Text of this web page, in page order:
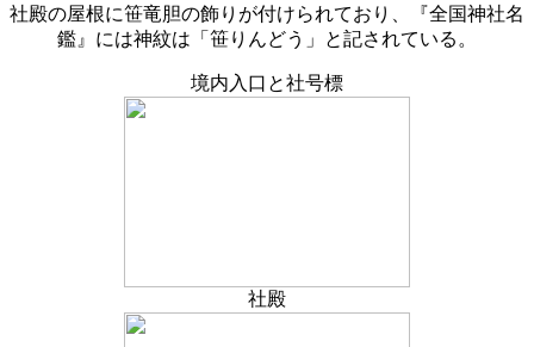
社殿の屋根に笹竜胆の飾りが付けられており、『全国神社名
鑑』には神紋は「笹りんどう」と記されている。
境内入口と社号標
社殿